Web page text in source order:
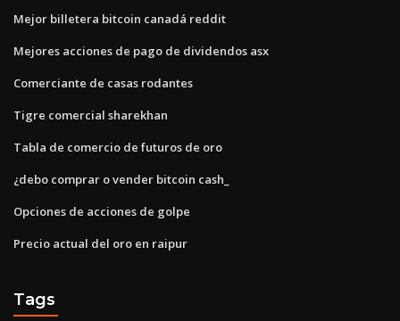
Mejor billetera bitcoin canadá reddit
Mejores acciones de pago de dividendos asx
Comerciante de casas rodantes
Tigre comercial sharekhan
Tabla de comercio de futuros de oro
¿debo comprar o vender bitcoin cash_
Opciones de acciones de golpe
Precio actual del oro en raipur
Tags